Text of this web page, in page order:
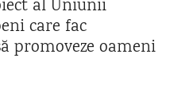
al Uniunii
care fac
promoveze oameni